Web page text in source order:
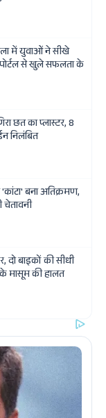
में युवाओं ने सीखे
से खुले सफलता के
छत का प्लास्टर, 8
निलंबित
बना अतिक्रमण,
चेतावनी
बाइकों की सीधी
मासूम की हालत